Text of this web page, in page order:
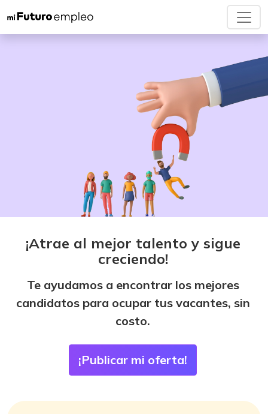
¡Atrae al mejor talento y sigue
creciendo!
Te ayudamos a encontrar los mejores
candidatos para ocupar tus vacantes, sin
costo.